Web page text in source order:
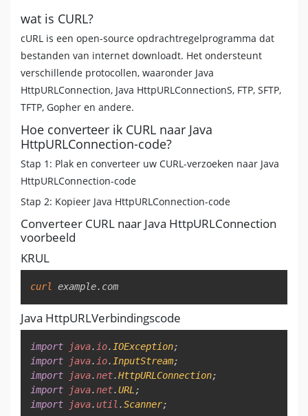
wat is CURL?
cURL is een open-source opdrachtregelprogramma dat
bestanden van internet downloadt. Het ondersteunt
verschillende protocollen, waaronder Java
HttpURLConnection, Java HttpURLConnectionS, FTP, SFTP,
TFTP, Gopher en andere.
Hoe converteer ik CURL naar Java
HttpURLConnection-code?
Stap 1: Plak en converteer uw CURL-verzoeken naar Java
HttpURLConnection-code
Stap 2: Kopieer Java HttpURLConnection-code
Converteer CURL naar Java HttpURLConnection
voorbeeld
KRUL
curl example.com
Java HttpURLVerbindingscode
import java. io. IOException;
import
java. io. InputStream;
import
java.net.HttpURLConnection;
import
java.net.URL ;
import
java. util .Scanner;